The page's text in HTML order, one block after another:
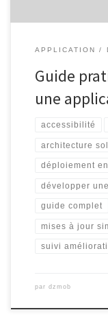
APPLICATION
Guide
une
accessibilité
architecture
déploiement
développer
guide complet
mises à jour
suivi
par dzmob